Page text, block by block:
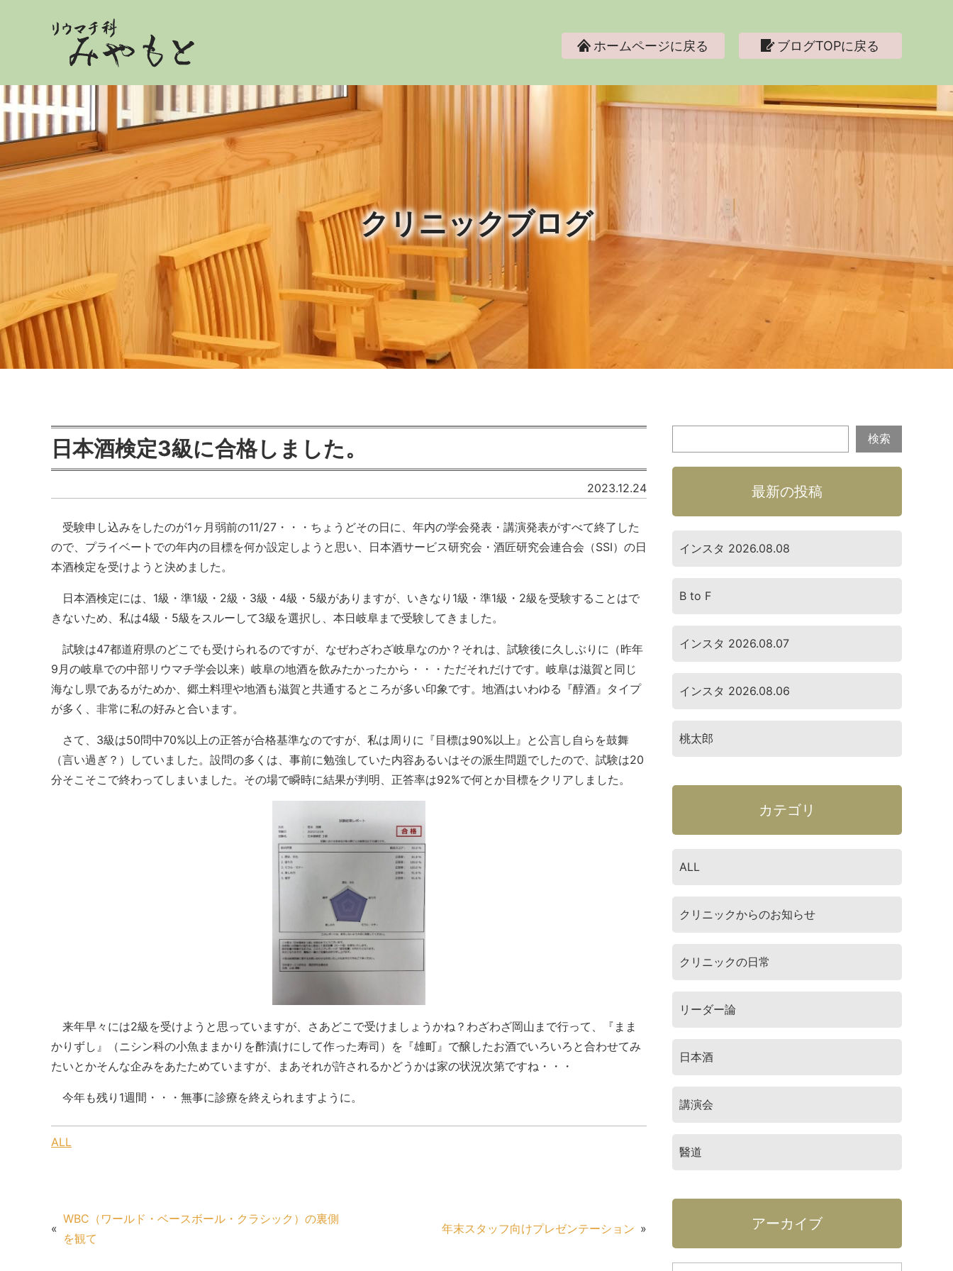
ホームページに戻る ブログTOPに戻る
クリニックブログ
日本酒検定3級に合格しました。
2023.12.24
受験申し込みをしたのが1ヶ月弱前の11/27・・・ちょうどその日に、年内の学会発表・講演発表がすべて終了した
ので、プライベートでの年内の目標を何か設定しようと思い、日本酒サービス研究会・酒匠研究会連合会（SSI）の日
本酒検定を受けようと決めました。
日本酒検定には、1級・準1級・2級・3級・4級・5級がありますが、いきなり1級・準1級・2級を受験することはで
きないため、私は4級・5級をスルーして3級を選択し、本日岐阜まで受験してきました。
試験は47都道府県のどこでも受けられるのですが、なぜわざわざ岐阜なのか？それは、試験後に久しぶりに（昨年
9月の岐阜での中部リウマチ学会以来）岐阜の地酒を飲みたかったから・・・ただそれだけです。岐阜は滋賀と同じ
海なし県であるがためか、郷土料理や地酒も滋賀と共通するところが多い印象です。地酒はいわゆる『醇酒』タイプ
が多く、非常に私の好みと合います。
さて、3級は50問中70%以上の正答が合格基準なのですが、私は周りに『目標は90%以上』と公言し自らを鼓舞
（言い過ぎ？）していました。設問の多くは、事前に勉強していた内容あるいはその派生問題でしたので、試験は20
分そこそこで終わってしまいました。その場で瞬時に結果が判明、正答率は92%で何とか目標をクリアしました。
来年早々には2級を受けようと思っていますが、さあどこで受けましょうかね？わざわざ岡山まで行って、『まま
かりずし』（ニシン科の小魚ままかりを酢漬けにして作った寿司）を『雄町』で醸したお酒でいろいろと合わせてみ
たいとかそんな企みをあたためていますが、まあそれが許されるかどうかは家の状況次第ですね・・・
今年も残り1週間・・・無事に診療を終えられますように。
ALL
«
WBC（ワールド・ベースボール・クラシック）の裏側
を観て
年末スタッフ向けプレゼンテーション »
最新の投稿
インスタ 2026.08.08
B to F
インスタ 2026.08.07
インスタ 2026.08.06
桃太郎
カテゴリ
ALL
クリニックからのお知らせ
クリニックの日常
リーダー論
日本酒
講演会
醫道
アーカイブ